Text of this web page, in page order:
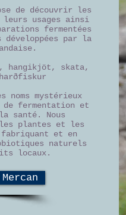
de découvrir les
usages ainsi
fermentées
par la
hangikjöt, skata,
noms mystérieux
fermentation et
santé. Nous
les plantes et les
et en
naturels
locaux.